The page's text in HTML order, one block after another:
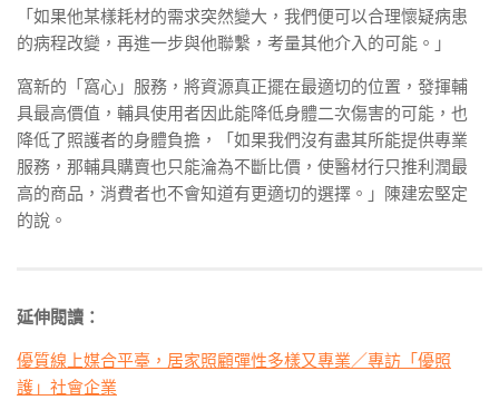
「如果他某樣耗材的需求突然變大，我們便可以合理懷疑病患
的病程改變，再進一步與他聯繫，考量其他介入的可能。」
窩新的「窩心」服務，將資源真正擺在最適切的位置，發揮輔
具最高價值，輔具使用者因此能降低身體二次傷害的可能，也
降低了照護者的身體負擔，「如果我們沒有盡其所能提供專業
服務，那輔具購賣也只能淪為不斷比價，使醫材行只推利潤最
高的商品，消費者也不會知道有更適切的選擇。」陳建宏堅定
的說。
延伸閱讀：
優質線上媒合平臺，居家照顧彈性多樣又專業／專訪「優照
護」社會企業